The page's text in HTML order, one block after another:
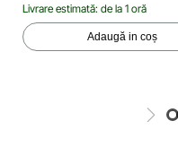
Livrare estimată: de la 1 oră
Adaugă in coș